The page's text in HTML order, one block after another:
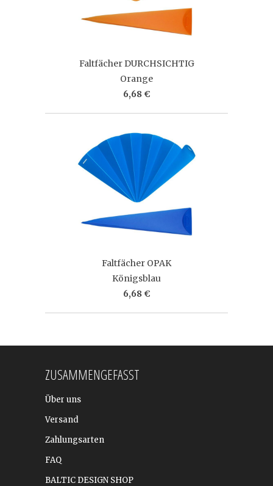
Faltfächer DURCHSICHTIG
Orange
6,68 €
Faltfächer OPAK
Königsblau
6,68 €
ZUSAMMENGEFASST
Über uns
Versand
Zahlungsarten
FAQ
BALTIC DESIGN SHOP